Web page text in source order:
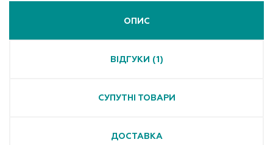
ОПИС
ВІДГУКИ (1)
СУПУТНІ ТОВАРИ
ДОСТАВКА